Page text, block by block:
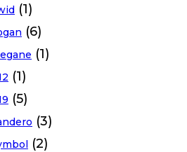
(1)
(6)
(1)
(1)
(5)
(3)
(2)